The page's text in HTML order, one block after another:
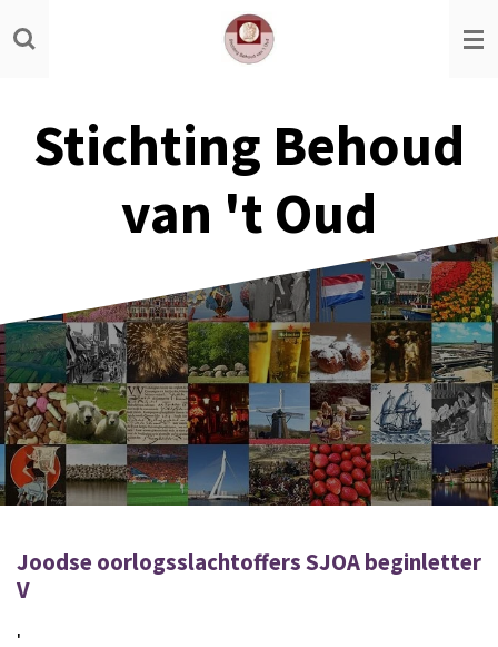
Ga
direct
hoofdinhoud
Stichting Behoud
van 't Oud
Joodse oorlogsslachtoffers SJOA beginletter
V
'